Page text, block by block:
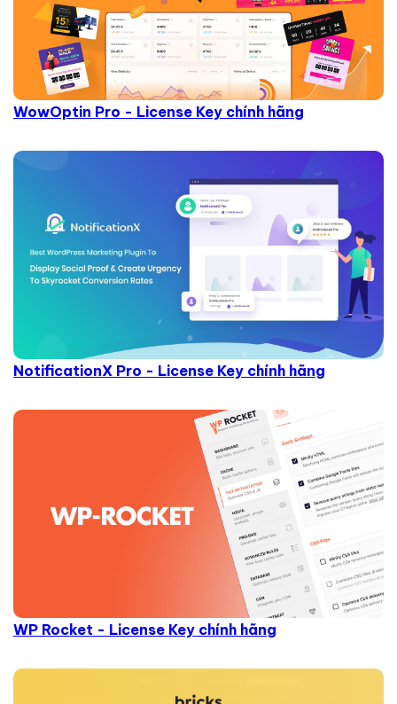
WowOptin Pro - License Key chính hãng
NotificationX Pro - License Key chính hãng
WP Rocket - License Key chính hãng